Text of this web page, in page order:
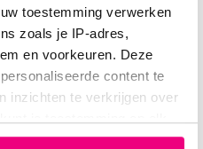
toestemming verwerken
zoals je IP-adres,
en voorkeuren. Deze
content te
inzichten te verkrijgen over
via het cookie-icoontje
buurt? Ga het gesprek
samen uit te komen. We
mensen nog niet bekend is
van houtstook zijn.